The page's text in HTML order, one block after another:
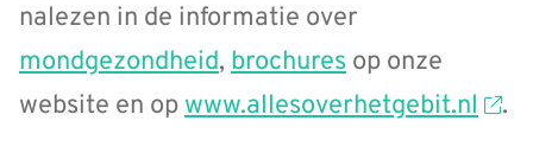
nalezen in de informatie over
mondgezondheid, brochures op onze
website en op www.allesoverhetgebit.nl .